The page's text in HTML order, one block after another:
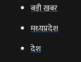
बड़ी खबर
मध्‍यप्रदेश
देश